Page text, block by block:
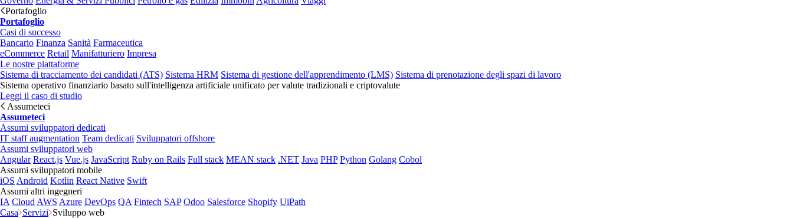
Portafoglio
Portafoglio
Casi di successo
Bancario Finanza Sanità Farmaceutica
eCommerce Retail Manifatturiero Impresa
Le nostre piattaforme
Sistema di tracciamento dei candidati (ATS) Sistema HRM Sistema di gestione dell'apprendimento (LMS) Sistema di prenotazione degli spazi di lavoro
Sistema operativo finanziario basato sull'intelligenza artificiale unificato per valute tradizionali e criptovalute
Leggi il caso di studio
Assumeteci
Assumeteci
Assumi sviluppatori dedicati
IT staff augmentation Team dedicati Sviluppatori offshore
Assumi sviluppatori web
Angular React.js Vue.js JavaScript Ruby on Rails Full stack MEAN stack .NET Java PHP Python Golang Cobol
Assumi sviluppatori mobile
iOS Android Kotlin React Native Swift
Assumi altri ingegneri
IA Cloud AWS Azure DevOps QA Fintech SAP Odoo Salesforce Shopify UiPath
Casa Servizi Sviluppo web